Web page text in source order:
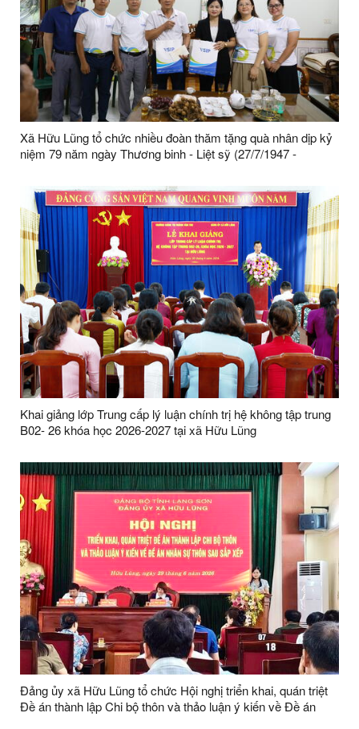
Xã Hữu Lũng tổ chức nhiều đoàn thăm tặng quà nhân dịp kỷ
niệm 79 năm ngày Thương binh - Liệt sỹ (27/7/1947 -
Khai giảng lớp Trung cấp lý luận chính trị hệ không tập trung
B02- 26 khóa học 2026-2027 tại xã Hữu Lũng
Đảng ủy xã Hữu Lũng tổ chức Hội nghị triển khai, quán triệt
Đề án thành lập Chi bộ thôn và thảo luận ý kiến về Đề án